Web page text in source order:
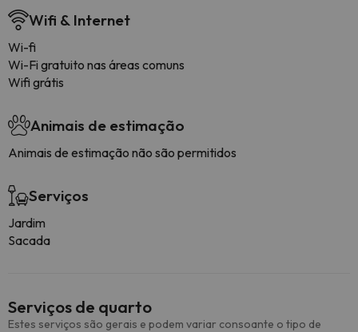
Wifi & Internet
Wi-fi
Wi-Fi gratuito nas áreas comuns
Wifi grátis
Animais de estimação
Animais de estimação não são permitidos
Serviços
Jardim
Sacada
Serviços de quarto
Estes serviços são gerais e podem variar consoante o tipo de